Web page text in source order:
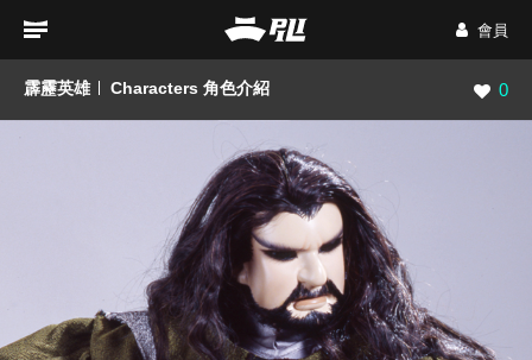
會員
霹靂英雄 Characters 角色介紹 瀏覽
0